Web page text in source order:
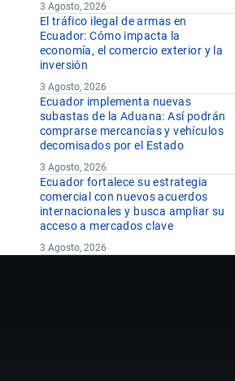
3 Agosto, 2026
El tráfico ilegal de armas en
Ecuador: Cómo impacta la
economía, el comercio exterior y la
inversión
3 Agosto, 2026
Ecuador implementa nuevas
subastas de la Aduana: Así podrán
comprarse mercancías y vehículos
decomisados por el Estado
3 Agosto, 2026
Ecuador fortalece su estrategia
comercial con nuevos acuerdos
internacionales y busca ampliar su
acceso a mercados clave
3 Agosto, 2026